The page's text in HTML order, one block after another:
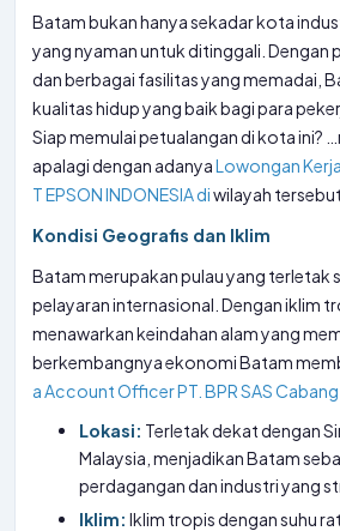
Batam bukan hanya sekadar kota
yang nyaman untuk ditinggali. Dengan
dan berbagai fasilitas yang memadai,
kualitas hidup yang baik bagi para
Siap memulai petualangan di kota ini?
apalagi dengan adanyaLowongan
T EPSON INDONESIA diwilayah tersebut.
Kondisi Geografis dan Iklim
Batam merupakan pulau yang terletak
pelayaran internasional. Dengan iklim
menawarkan keindahan alam yang
berkembangnya ekonomi Batam
a Account Officer PT. BPR SAS Cabang
Lokasi: Terletak dekat dengan
Malaysia, menjadikan Batam
perdagangan dan industri yang
Iklim: Iklim tropis dengan suhu